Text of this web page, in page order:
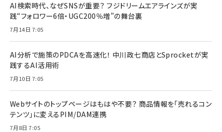
AI検索時代、なぜSNSが重要？ フジドリームエアラインズが実
践“フォロワー6倍・UGC200％増”の舞台裏
7月14日 7:05
AI分析で施策のPDCAを高速化！ 中川政七商店とSprocketが実
践するAI活用術
7月10日 7:05
Webサイトのトップページはもはや不要？ 商品情報を「売れるコン
テンツ」に変えるPIM/DAM連携
7月8日 7:05